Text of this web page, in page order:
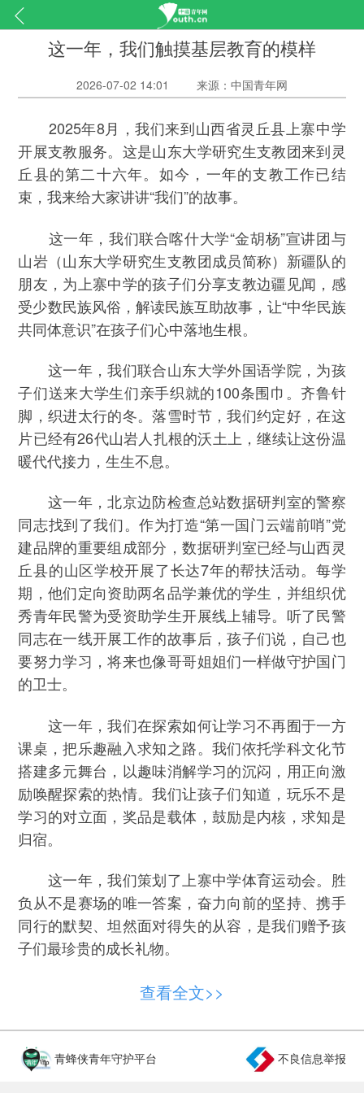
这一年，我们触摸基层教育的模样
2026-07-02 14:01 来源：中国青年网
2025年8月，我们来到山西省灵丘县上寨中学
开展支教服务。这是山东大学研究生支教团来到灵
丘县的第二十六年。如今，一年的支教工作已结
束，我来给大家讲讲“我们”的故事。
这一年，我们联合喀什大学“金胡杨”宣讲团与
山岩（山东大学研究生支教团成员简称）新疆队的
朋友，为上寨中学的孩子们分享支教边疆见闻，感
受少数民族风俗，解读民族互助故事，让“中华民族
共同体意识”在孩子们心中落地生根。
这一年，我们联合山东大学外国语学院，为孩
子们送来大学生们亲手织就的100条围巾。齐鲁针
脚，织进太行的冬。落雪时节，我们约定好，在这
片已经有26代山岩人扎根的沃土上，继续让这份温
暖代代接力，生生不息。
这一年，北京边防检查总站数据研判室的警察
同志找到了我们。作为打造“第一国门云端前哨”党
建品牌的重要组成部分，数据研判室已经与山西灵
丘县的山区学校开展了长达7年的帮扶活动。每学
期，他们定向资助两名品学兼优的学生，并组织优
秀青年民警为受资助学生开展线上辅导。听了民警
同志在一线开展工作的故事后，孩子们说，自己也
要努力学习，将来也像哥哥姐姐们一样做守护国门
的卫士。
这一年，我们在探索如何让学习不再囿于一方
课桌，把乐趣融入求知之路。我们依托学科文化节
搭建多元舞台，以趣味消解学习的沉闷，用正向激
励唤醒探索的热情。我们让孩子们知道，玩乐不是
学习的对立面，奖品是载体，鼓励是内核，求知是
归宿。
这一年，我们策划了上寨中学体育运动会。胜
负从不是赛场的唯一答案，奋力向前的坚持、携手
同行的默契、坦然面对得失的从容，是我们赠予孩
子们最珍贵的成长礼物。
这一年，深耕校园阅读育人阵地，我们依托学
心图书捐赠与“师生共读”工作。从一方乡土的处世
哲思，到寰宇文明的发展脉络；从古老寓言的生活
查看全文>>
青蜂侠青年守护平台 不良信息举报